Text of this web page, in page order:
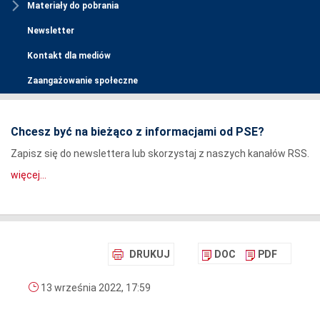
Materiały do pobrania
Newsletter
Kontakt dla mediów
Zaangażowanie społeczne
Chcesz być na bieżąco z informacjami od PSE?
Zapisz się do newslettera lub skorzystaj z naszych kanałów RSS.
więcej...
DRUKUJ DOC PDF
13 września 2022, 17:59